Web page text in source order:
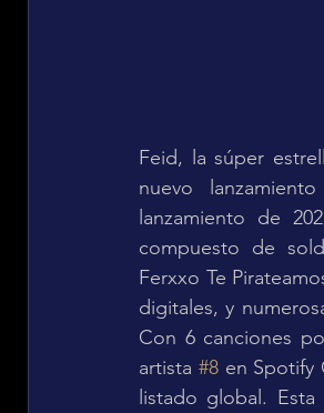
Feid, la súper
nuevo
lanzamiento de
compuesto de
Ferxxo Te
digitales, y
Con 6 canciones
artista #8 en Spotify
listado global.